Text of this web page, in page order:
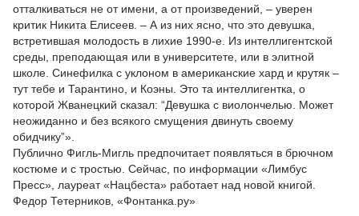
отталкиваться не от имени, а от произведений, – уверен
критик Никита Елисеев. – А из них ясно, что это девушка,
встретившая молодость в лихие 1990-е. Из интеллигентской
среды, преподающая или в университете, или в элитной
школе. Синефилка с уклоном в американские хард и крутяк –
тут тебе и Тарантино, и Коэны. Это та интеллигентка, о
которой Жванецкий сказал: “Девушка с виолончелью. Может
неожиданно и без всякого смущения двинуть своему
обидчику”».
Публично Фигль-Мигль предпочитает появляться в брючном
костюме и с тростью. Сейчас, по информации «Лимбус
Пресс», лауреат «Нацбеста» работает над новой книгой.
Федор Тетерников, «Фонтанка.ру»